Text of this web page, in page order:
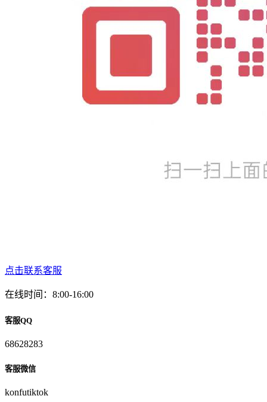
点击联系客服
在线时间：8:00-16:00
客服QQ
68628283
客服微信
konfutiktok